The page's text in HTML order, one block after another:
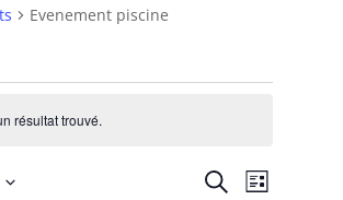
Evenement piscine
résultat trouvé.
Recherche
Recherche
Liste